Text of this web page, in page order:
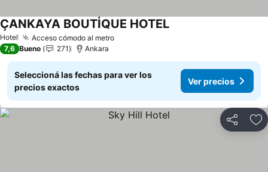
Hotel Acceso cómodo al metroVer precios
ÇANKAYA BOUTİQUE HOTELVer precios
7,6 Bueno 271 Ankara
Seleccioná las fechas para ver los
precios exactos
Ver precios
Compartir